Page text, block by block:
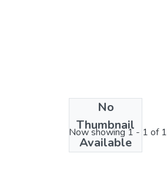
No
Thumbnail
Available
License bundle
Now showing1 - 1 of 1